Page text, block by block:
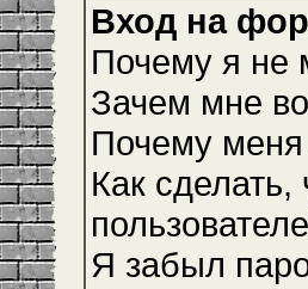
Вход на
Почему я не
Зачем мне
Почему меня
Как
Я забыл